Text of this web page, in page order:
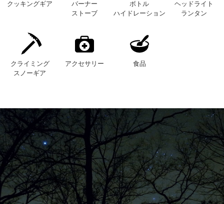
クッキングギア
バーナー
ストーブ
ボトル
ハイドレーション
ヘッドライト
ランタン
クライミング
スノーギア
アクセサリー 食品